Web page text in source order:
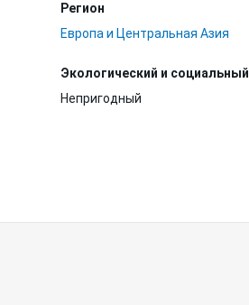
Регион
Европа и Центральная Азия
Экологический и
Непригодный